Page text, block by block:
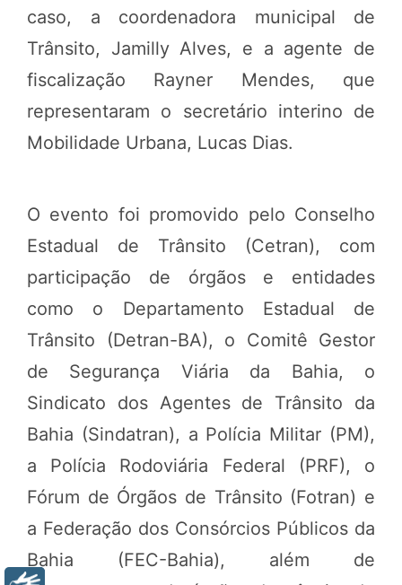
caso, a coordenadora municipal de
Trânsito, Jamilly Alves, e a agente de
fiscalização Rayner Mendes, que
representaram o secretário interino de
Mobilidade Urbana, Lucas Dias.
O evento foi promovido pelo Conselho
Estadual de Trânsito (Cetran), com
participação de órgãos e entidades
como o Departamento Estadual de
Trânsito (Detran-BA), o Comitê Gestor
de Segurança Viária da Bahia, o
Sindicato dos Agentes de Trânsito da
Bahia (Sindatran), a Polícia Militar (PM),
a Polícia Rodoviária Federal (PRF), o
Fórum de Órgãos de Trânsito (Fotran) e
a Federação dos Consórcios Públicos da
Bahia (FEC-Bahia), além de